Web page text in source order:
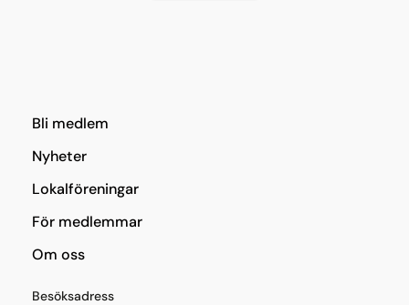
Bli medlem
Nyheter
Lokalföreningar
För medlemmar
Om oss
Besöksadress